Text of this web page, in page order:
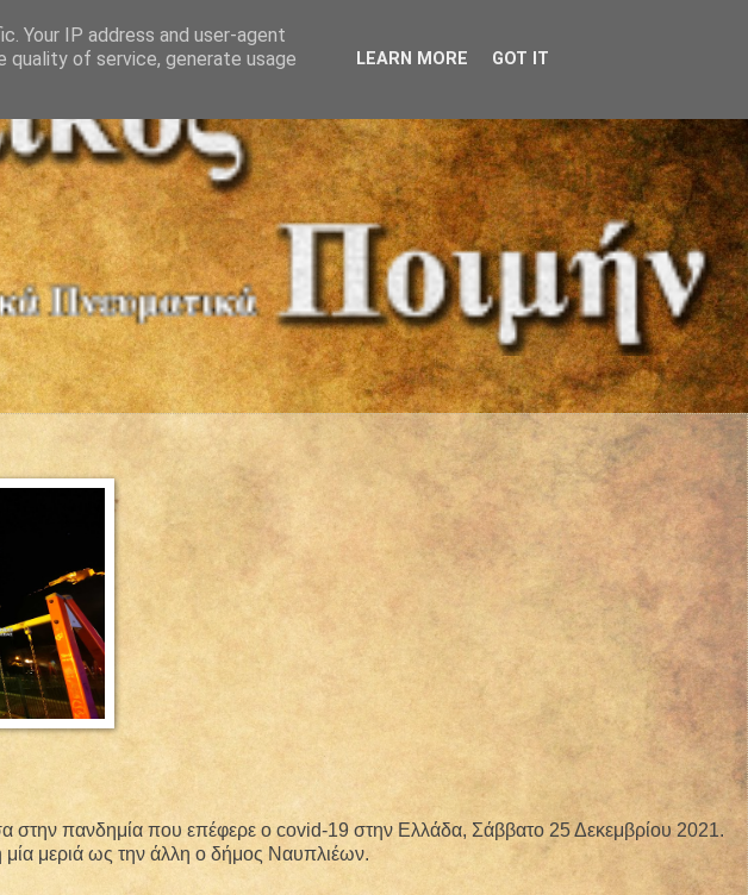
στην πανδημία που επέφερε ο covid-19 στην Ελλάδα, Σάββατο 25 Δεκεμβρίου 2021.
μία μεριά ως την άλλη ο δήμος Ναυπλιέων.
Your IP address and user-agent
quality of service, generate usage
LEARN MORE GOT IT